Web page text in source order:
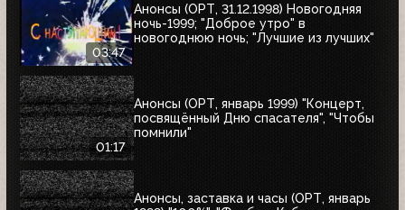
03:47
Анонсы (ОРТ, 31.12.1998) Новогодняя
ночь-1999; "Доброе утро" в
новогоднюю ночь; "Лучшие из лучших"
01:17
Анонсы (ОРТ, январь 1999) "Концерт,
посвящённый Дню спасателя", "Чтобы
помнили"
Анонсы, заставка и часы (ОРТ, январь